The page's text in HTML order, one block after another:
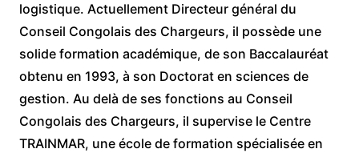
logistique. Actuellement Directeur général du
Conseil Congolais des Chargeurs, il possède une
solide formation académique, de son Baccalauréat
obtenu en 1993, à son Doctorat en sciences de
gestion. Au delà de ses fonctions au Conseil
Congolais des Chargeurs, il supervise le Centre
TRAINMAR, une école de formation spécialisée en